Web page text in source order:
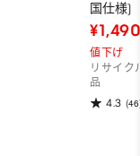
国仕様)
値下げ
リサイク
品
4.3